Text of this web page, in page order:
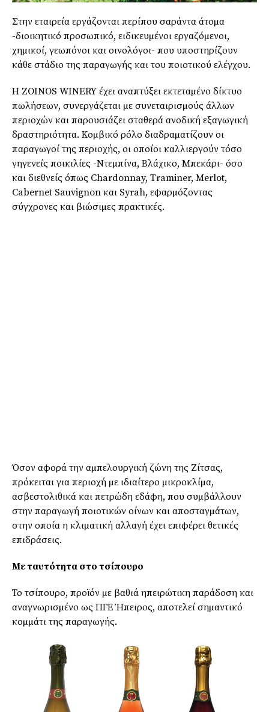
Στην εταιρεία εργάζονται περίπου σαράντα άτοµα
-διοικητικό προσωπικό, ειδικευµένοι εργαζόµενοι,
χηµικοί, γεωπόνοι και οινολόγοι- που υποστηρίζουν
κάθε στάδιο της παραγωγής και του ποιοτικού ελέγχου.
Η ZOINOS WINERY έχει αναπτύξει εκτεταµένο δίκτυο
πωλήσεων, συνεργάζεται µε συνεταιρισµούς άλλων
περιοχών και παρουσιάζει σταθερά ανοδική εξαγωγική
δραστηριότητα. Κοµβικό ρόλο διαδραµατίζουν οι
παραγωγοί της περιοχής, οι οποίοι καλλιεργούν τόσο
γηγενείς ποικιλίες -Ντεµπίνα, Βλάχικο, Μπεκάρι- όσο
και διεθνείς όπως Chardonnay, Traminer, Merlot,
Cabernet Sauvignon και Syrah, εφαρµόζοντας
σύγχρονες και βιώσιµες πρακτικές.
Όσον αφορά την αµπελουργική ζώνη της Ζίτσας,
πρόκειται για περιοχή µε ιδιαίτερο µικροκλίµα,
ασβεστολιθικά και πετρώδη εδάφη, που συµβάλλουν
στην παραγωγή ποιοτικών οίνων και αποσταγµάτων,
στην οποία η κλιµατική αλλαγή έχει επιφέρει θετικές
επιδράσεις.
Με ταυτότητα στο τσίπουρο
Το τσίπουρο, προϊόν µε βαθιά ηπειρώτικη παράδοση και
αναγνωρισµένο ως ΠΓΕ Ήπειρος, αποτελεί σηµαντικό
κοµµάτι της παραγωγής.